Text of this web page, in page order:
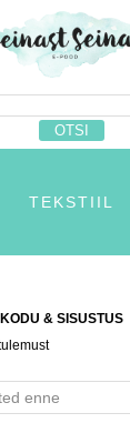
TEKSTIIL
KODU & SISUSTUS